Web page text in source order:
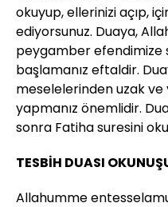
okuyup, ellerinizi açıp,
ediyorsunuz. Duaya,
peygamber
başlamanız eftaldir.
meselelerinden uzak ve
yapmanız önemlidir.
sonra Fatiha suresini
TESBİH DUASI
Allahumme